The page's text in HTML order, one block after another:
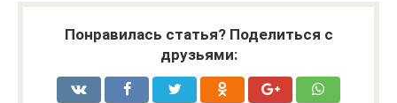
Понравилась статья? Поделиться с
друзьями: